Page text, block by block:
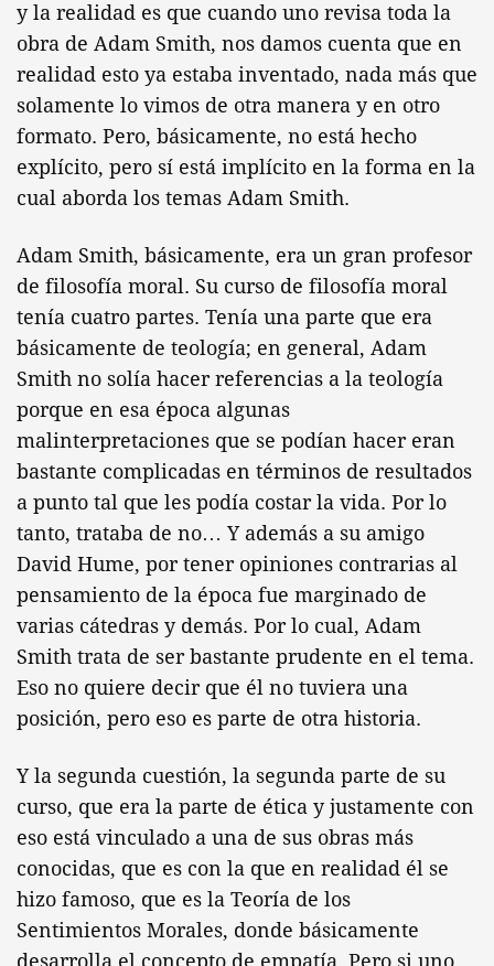
y la realidad es que cuando uno revisa toda la
obra de Adam Smith, nos damos cuenta que en
realidad esto ya estaba inventado, nada más que
solamente lo vimos de otra manera y en otro
formato. Pero, básicamente, no está hecho
explícito, pero sí está implícito en la forma en la
cual aborda los temas Adam Smith.
Adam Smith, básicamente, era un gran profesor
de filosofía moral. Su curso de filosofía moral
tenía cuatro partes. Tenía una parte que era
básicamente de teología; en general, Adam
Smith no solía hacer referencias a la teología
porque en esa época algunas
malinterpretaciones que se podían hacer eran
bastante complicadas en términos de resultados
a punto tal que les podía costar la vida. Por lo
tanto, trataba de no… Y además a su amigo
David Hume, por tener opiniones contrarias al
pensamiento de la época fue marginado de
varias cátedras y demás. Por lo cual, Adam
Smith trata de ser bastante prudente en el tema.
Eso no quiere decir que él no tuviera una
posición, pero eso es parte de otra historia.
Y la segunda cuestión, la segunda parte de su
curso, que era la parte de ética y justamente con
eso está vinculado a una de sus obras más
conocidas, que es con la que en realidad él se
hizo famoso, que es la Teoría de los
Sentimientos Morales, donde básicamente
desarrolla el concepto de empatía. Pero si uno